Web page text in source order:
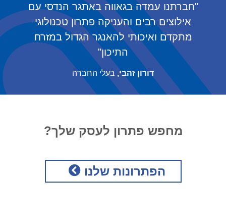
"חברתנו עמדה בגאווה באתגר הנדסי עם
אילוצים רבים והעניקה פתרון טכנולוגי
מתקדם ואיכותי להאנגר הגדול במזרח
התיכון"
דורון זהבי, בעלי החברה
מחפש פתרון לעסק שלך?
הפתרונות שלנו